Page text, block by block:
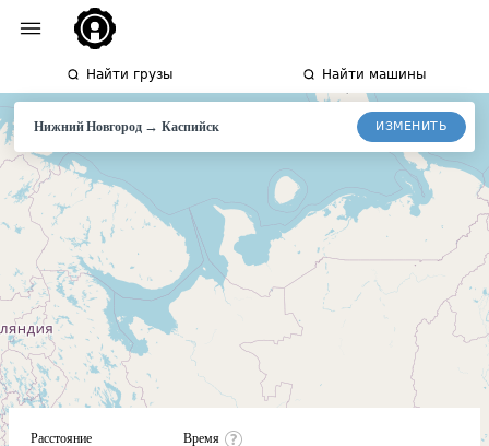
Найти грузы Найти машины
Нижний Новгород→Каспийск ИЗМЕНИТЬ
Расстояние Время